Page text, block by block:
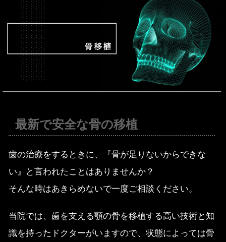
最新で安全な骨の移植
歯の治療をするときに、『骨が足りないからできな
い』と言われたことはありませんか？
そんな時はあきらめないで一度ご相談ください。
当院では、歯を支える顎の骨を移植する高い技術と知
識を持ったドクターがいますので、状態によっては骨